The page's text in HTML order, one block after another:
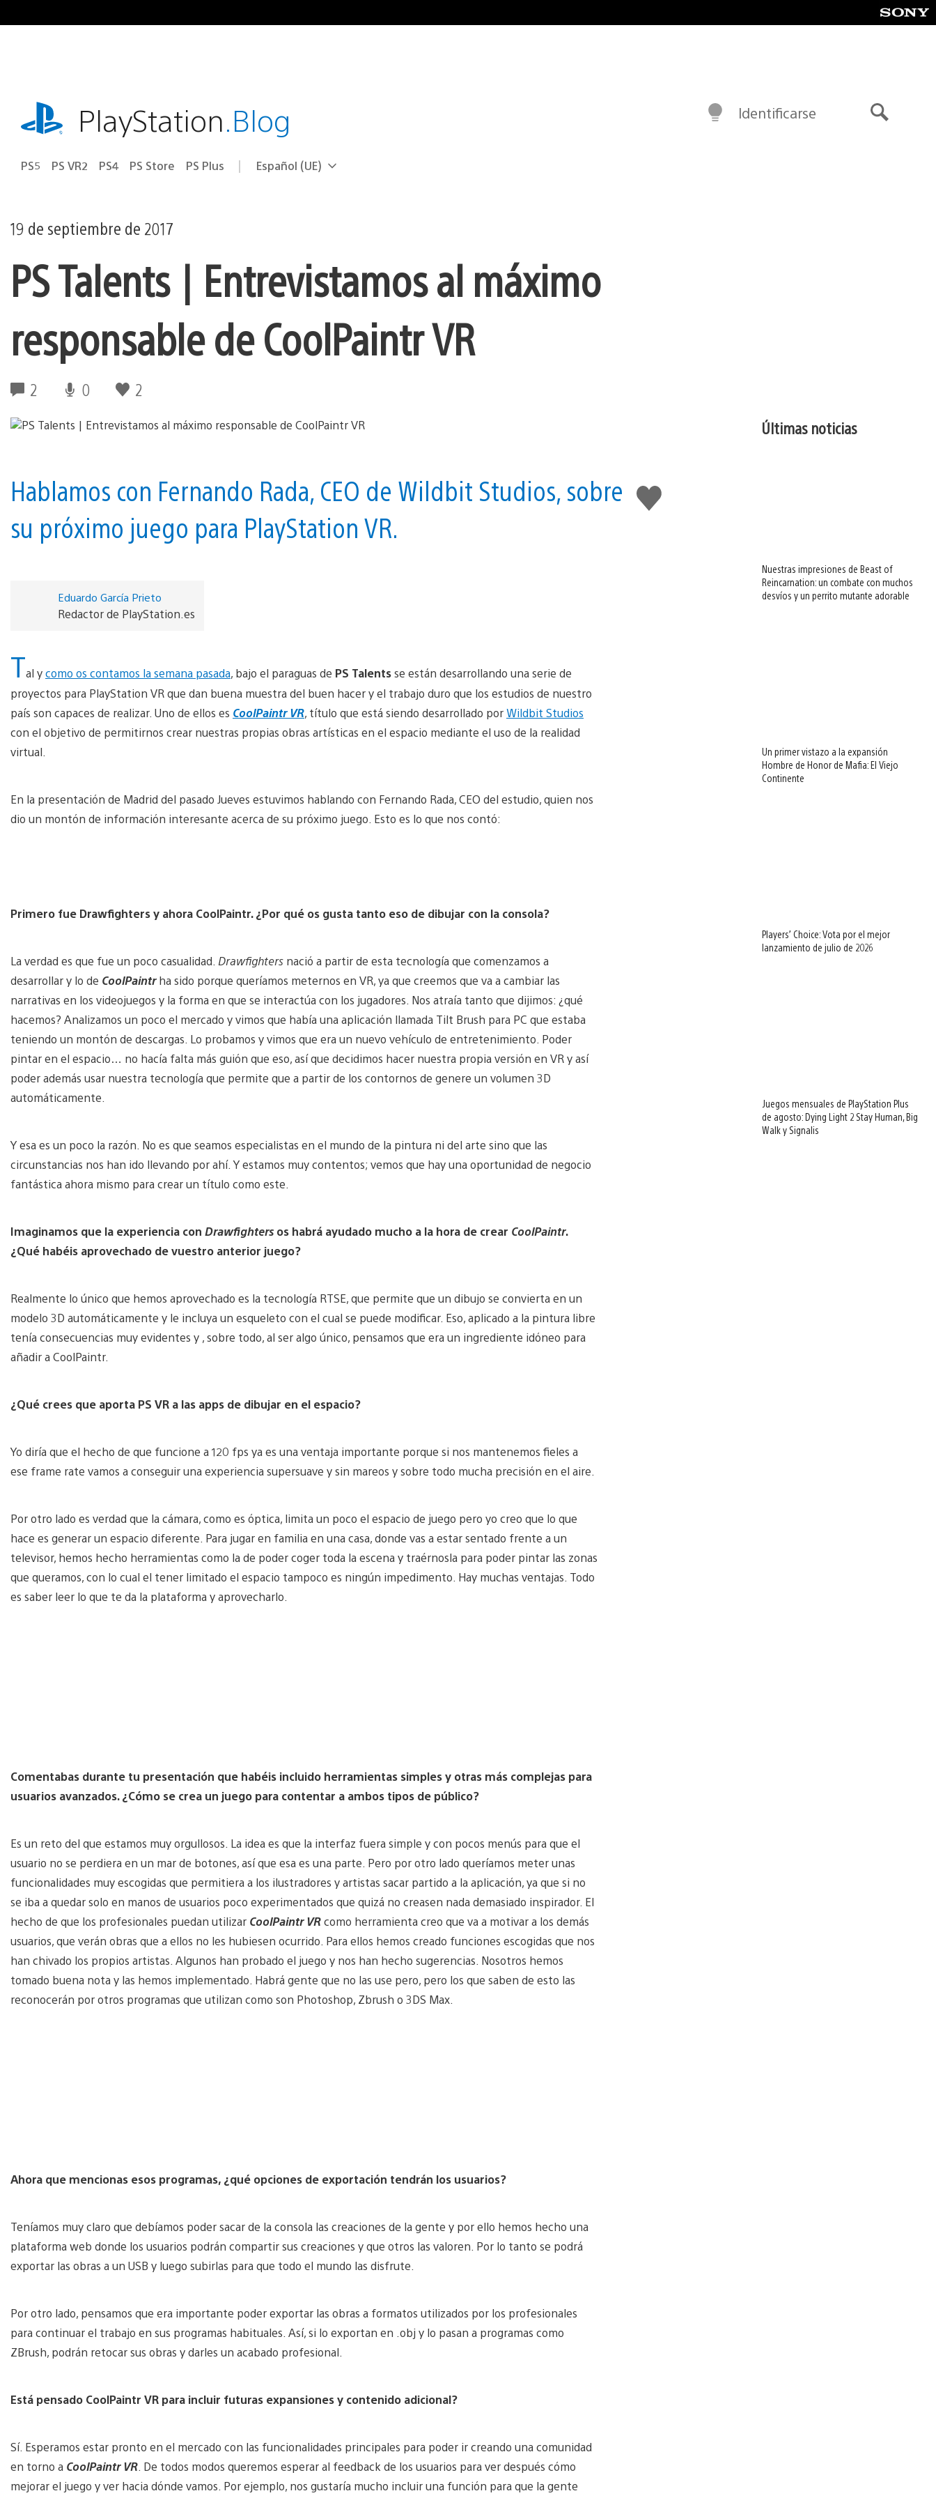
al
playstation.comPlayStation.Blog
PS5 PS VR2 PS4 PS Store PS Plus Selecciona
Región
Español (UE)
Identificarse
19 de septiembre de 2017
PS Talents | Entrevistamos al máximo
responsable de CoolPaintr VR
2 0 2
Me
gusta
Hablamos con Fernando Rada, CEO de Wildbit Studios, sobre
su próximo juego para PlayStation VR.
Eduardo García Prieto
Redactor de PlayStation.es
Tal ycomo os contamos la semana pasada, bajo el paraguas de PS Talentsse están desarrollando una serie de
proyectos para PlayStation VR que dan buena muestra del buen hacer y el trabajo duro que los estudios de nuestro
país son capaces de realizar. Uno de ellos es CoolPaintr VR, título que está siendo desarrollado porWildbit Studios
con el objetivo de permitirnos crear nuestras propias obras artísticas en el espacio mediante el uso de la realidad
virtual.
En la presentación de Madrid del pasado Jueves estuvimos hablando con Fernando Rada, CEO del estudio, quien nos
dio un montón de información interesante acerca de su próximo juego. Esto es lo que nos contó:
Primero fue Drawfighters y ahora CoolPaintr. ¿Por qué os gusta tanto eso de dibujar con la consola?
La verdad es que fue un poco casualidad. Drawfighters nació a partir de esta tecnología que comenzamos a
desarrollar y lo de CoolPaintrha sido porque queríamos meternos en VR, ya que creemos que va a cambiar las
narrativas en los videojuegos y la forma en que se interactúa con los jugadores. Nos atraía tanto que dijimos: ¿qué
hacemos? Analizamos un poco el mercado y vimos que había una aplicación llamada Tilt Brush para PC que estaba
teniendo un montón de descargas. Lo probamos y vimos que era un nuevo vehículo de entretenimiento. Poder
pintar en el espacio… no hacía falta más guión que eso, así que decidimos hacer nuestra propia versión en VR y así
poder además usar nuestra tecnología que permite que a partir de los contornos de genere un volumen 3D
automáticamente.
Y esa es un poco la razón. No es que seamos especialistas en el mundo de la pintura ni del arte sino que las
circunstancias nos han ido llevando por ahí. Y estamos muy contentos; vemos que hay una oportunidad de negocio
fantástica ahora mismo para crear un título como este.
Imaginamos que la experiencia con Drawfighters os habrá ayudado mucho a la hora de crear CoolPaintr.
¿Qué habéis aprovechado de vuestro anterior juego?
Realmente lo único que hemos aprovechado es la tecnología RTSE, que permite que un dibujo se convierta en un
modelo 3D automáticamente y le incluya un esqueleto con el cual se puede modificar. Eso, aplicado a la pintura libre
tenía consecuencias muy evidentes y , sobre todo, al ser algo único, pensamos que era un ingrediente idóneo para
añadir a CoolPaintr.
¿Qué crees que aporta PS VR a las apps de dibujar en el espacio?
Yo diría que el hecho de que funcione a 120 fps ya es una ventaja importante porque si nos mantenemos fieles a
ese frame rate vamos a conseguir una experiencia supersuave y sin mareos y sobre todo mucha precisión en el aire.
Por otro lado es verdad que la cámara, como es óptica, limita un poco el espacio de juego pero yo creo que lo que
hace es generar un espacio diferente. Para jugar en familia en una casa, donde vas a estar sentado frente a un
televisor, hemos hecho herramientas como la de poder coger toda la escena y traérnosla para poder pintar las zonas
que queramos, con lo cual el tener limitado el espacio tampoco es ningún impedimento. Hay muchas ventajas. Todo
es saber leer lo que te da la plataforma y aprovecharlo.
Comentabas durante tu presentación que habéis incluido herramientas simples y otras más complejas para
usuarios avanzados. ¿Cómo se crea un juego para contentar a ambos tipos de público?
Es un reto del que estamos muy orgullosos. La idea es que la interfaz fuera simple y con pocos menús para que el
usuario no se perdiera en un mar de botones, así que esa es una parte. Pero por otro lado queríamos meter unas
funcionalidades muy escogidas que permitiera a los ilustradores y artistas sacar partido a la aplicación, ya que si no
se iba a quedar solo en manos de usuarios poco experimentados que quizá no creasen nada demasiado inspirador. El
hecho de que los profesionales puedan utilizar CoolPaintr VRcomo herramienta creo que va a motivar a los demás
usuarios, que verán obras que a ellos no les hubiesen ocurrido. Para ellos hemos creado funciones escogidas que nos
han chivado los propios artistas. Algunos han probado el juego y nos han hecho sugerencias. Nosotros hemos
tomado buena nota y las hemos implementado. Habrá gente que no las use pero, pero los que saben de esto las
reconocerán por otros programas que utilizan como son Photoshop, Zbrush o 3DS Max.
Ahora que mencionas esos programas, ¿qué opciones de exportación tendrán los usuarios?
Teníamos muy claro que debíamos poder sacar de la consola las creaciones de la gente y por ello hemos hecho una
plataforma web donde los usuarios podrán compartir sus creaciones y que otros las valoren. Por lo tanto se podrá
exportar las obras a un USB y luego subirlas para que todo el mundo las disfrute.
Por otro lado, pensamos que era importante poder exportar las obras a formatos utilizados por los profesionales
para continuar el trabajo en sus programas habituales. Así, si lo exportan en .obj y lo pasan a programas como
ZBrush, podrán retocar sus obras y darles un acabado profesional.
Está pensado CoolPaintr VR para incluir futuras expansiones y contenido adicional?
Sí. Esperamos estar pronto en el mercado con las funcionalidades principales para poder ir creando una comunidad
en torno a CoolPaintr VR . De todos modos queremos esperar al feedback de los usuarios para ver después cómo
mejorar el juego y ver hacia dónde vamos. Por ejemplo, nos gustaría mucho incluir una función para que la gente
Últimas noticias
Nuestras impresiones de Beast of
Reincarnation: un combate con muchos
desvíos y un perrito mutante adorable
Un primer vistazo a la expansión
Hombre de Honor de Mafia: El Viejo
Continente
Players’ Choice: Vota por el mejor
lanzamiento de julio de 2026
Juegos mensuales de PlayStation Plus
de agosto: Dying Light 2 Stay Human, Big
Walk y Signalis